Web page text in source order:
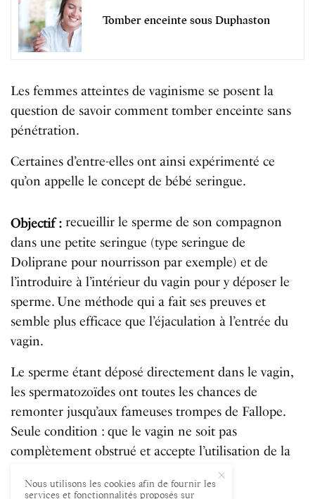
Tomber enceinte sous Duphaston
Les femmes atteintes de vaginisme se posent la
question de savoir comment tomber enceinte sans
pénétration.
Certaines d’entre-elles ont ainsi expérimenté ce
qu’on appelle le concept de bébé seringue.
Objectif : recueillir le sperme de son compagnon
dans une petite seringue (type seringue de
Doliprane pour nourrisson par exemple) et de
l’introduire à l’intérieur du vagin pour y déposer le
sperme. Une méthode qui a fait ses preuves et
semble plus efficace que l’éjaculation à l’entrée du
vagin.
Le sperme étant déposé directement dans le vagin,
les spermatozoïdes ont toutes les chances de
remonter jusqu’aux fameuses trompes de Fallope.
Seule condition : que le vagin ne soit pas
complètement obstrué et accepte l’utilisation de la
Nous utilisons les cookies afin de fournir les
services et fonctionnalités proposés sur